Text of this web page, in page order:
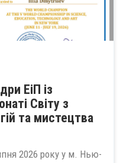
ЕіП із
Світу з
та мистецтва
2026 року у м. Нью-